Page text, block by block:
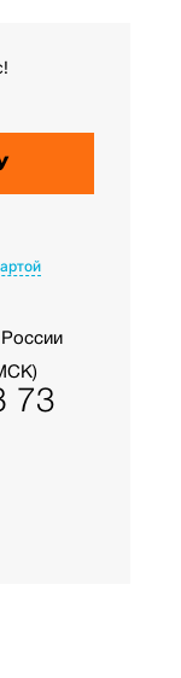
73